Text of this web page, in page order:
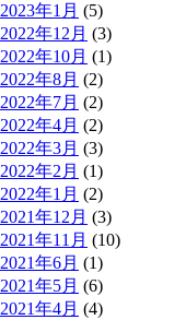
2023年1月 (5)
2022年12月 (3)
2022年10月 (1)
2022年8月 (2)
2022年7月 (2)
2022年4月 (2)
2022年3月 (3)
2022年2月 (1)
2022年1月 (2)
2021年12月 (3)
2021年11月 (10)
2021年6月 (1)
2021年5月 (6)
2021年4月 (4)